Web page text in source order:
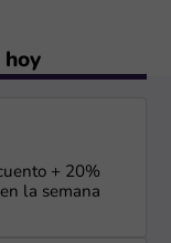
hoy
+ 20%
la semana